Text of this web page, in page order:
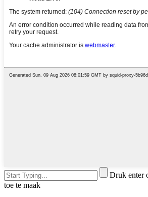
Druk enter
toe te maak